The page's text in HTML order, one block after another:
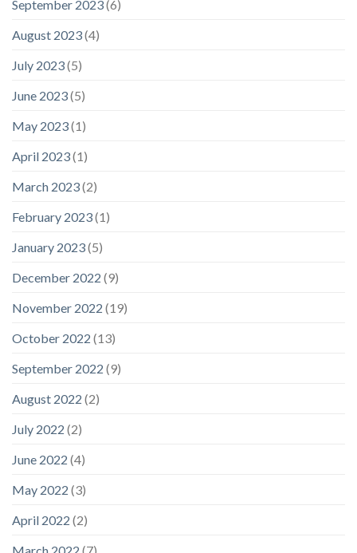
September 2023(6)
August 2023(4)
July 2023(5)
June 2023(5)
May 2023(1)
April 2023(1)
March 2023(2)
February 2023(1)
January 2023(5)
December 2022 (9)
November 2022 (19)
October 2022 (13)
September 2022 (9)
August 2022 (2)
July 2022 (2)
June 2022 (4)
May 2022 (3)
April 2022 (2)